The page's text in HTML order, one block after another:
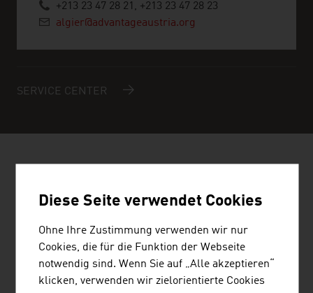
+213 23 47 28 21, +213 23 47 28 23
algier@advantageaustria.org
SERVICE CENTER
ELEKTRO / ELEKTRONIK /
Diese Seite verwendet Cookies
Ohne Ihre Zustimmung verwenden wir nur
Cookies, die für die Funktion der Webseite
notwendig sind. Wenn Sie auf „Alle akzeptieren“
klicken, verwenden wir zielorientierte Cookies